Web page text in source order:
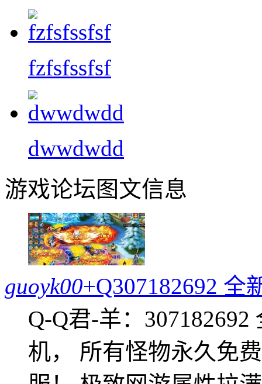
fzfsfssfsf
dwwdwdd
游戏论坛图文信息
guoyk00+Q307182692
Q-Q君-羊：
机， 所有怪物永久免